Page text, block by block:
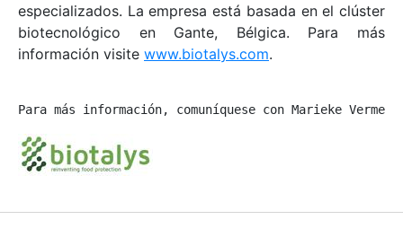
especializados. La empresa está basada en el clúster
biotecnológico en Gante, Bélgica. Para más
información visite www.biotalys.com.
Para más información, comuníquese con Marieke